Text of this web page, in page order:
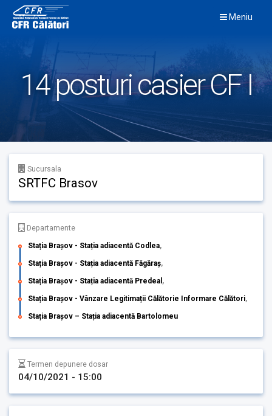
content
Meniu
14 posturi casier CF I
Sucursala
SRTFC Brasov
Departamente
Stația Brașov - Stația adiacentă Codlea,
Stația Brașov - Stația adiacentă Făgăraș,
Stația Brașov - Stația adiacentă Predeal ,
Stația Brașov - Vânzare Legitimații Călătorie Informare Călători,
Stația Brașov – Stația adiacentă Bartolomeu
Termen depunere dosar
04/10/2021 - 15:00